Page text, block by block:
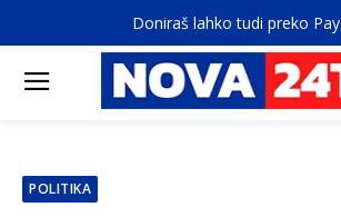
Doniraš lahko tudi preko
POLITIKA